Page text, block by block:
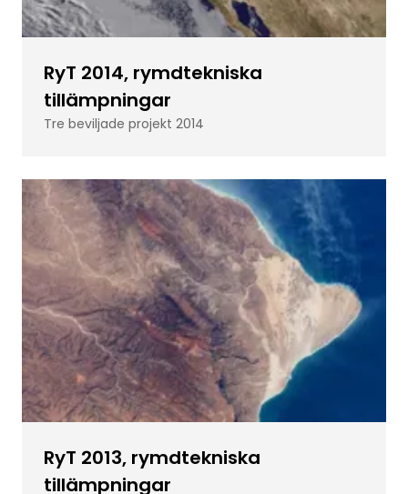
RyT 2014, rymdtekniska
tillämpningar
Tre beviljade projekt 2014
RyT 2013, rymdtekniska
tillämpningar